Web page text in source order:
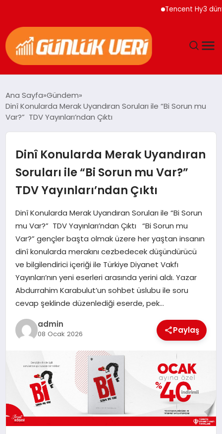
Tencent Hy3 dünya
GÜNDEM
EKONOMI
GENEL
SPOR
TEKNOLOJI
Ana Sayfa Gündem
Dinî Konularda Merak Uyandıran Soruları ile “Bi Sorun mu
Var?” TDV Yayınları’ndan Çıktı
Dinî Konularda Merak Uyandıran
Soruları ile “Bi Sorun mu Var?”
TDV Yayınları’ndan Çıktı
Dinî Konularda Merak Uyandıran Soruları ile “Bi Sorun
mu Var?” TDV Yayınları’ndan Çıktı “Bi Sorun mu
Var?” gençler başta olmak üzere her yaştan insanın
dinî konularda merakını cezbedecek düşündürücü
ve bilgilendirici içeriği ile Türkiye Diyanet Vakfı
Yayınları’nın yeni eserleri arasında yerini aldı. Yazar
Abdurrahim Karabulut’un sohbet üslubu ile soru
cevap şeklinde düzenlediği eserde, pek…
admin
08 Ocak 2026 Paylaş